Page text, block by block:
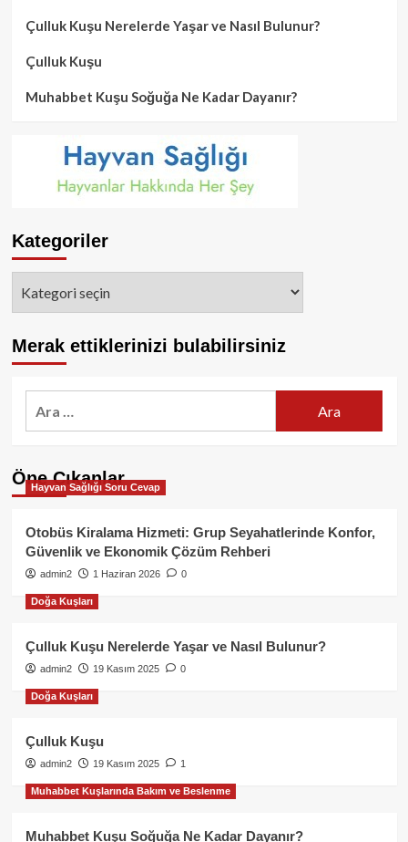
Çulluk Kuşu Nerelerde Yaşar ve Nasıl Bulunur?
Çulluk Kuşu
Muhabbet Kuşu Soğuğa Ne Kadar Dayanır?
Kategoriler
Merak ettiklerinizi bulabilirsiniz
Öne Çıkanlar
Hayvan Sağlığı Soru Cevap
Otobüs Kiralama Hizmeti: Grup Seyahatlerinde Konfor,
Güvenlik ve Ekonomik Çözüm Rehberi
admin2 1 Haziran 2026 0
Doğa Kuşları
Çulluk Kuşu Nerelerde Yaşar ve Nasıl Bulunur?
admin2 19 Kasım 2025 0
Doğa Kuşları
Çulluk Kuşu
admin2 19 Kasım 2025 1
Muhabbet Kuşlarında Bakım ve Beslenme
Muhabbet Kuşu Soğuğa Ne Kadar Dayanır?